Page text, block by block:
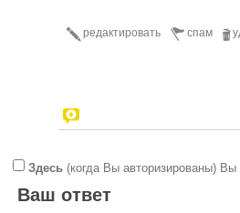
спам
редактировать
Здесь (когда Вы авторизированы)
Ваш ответ